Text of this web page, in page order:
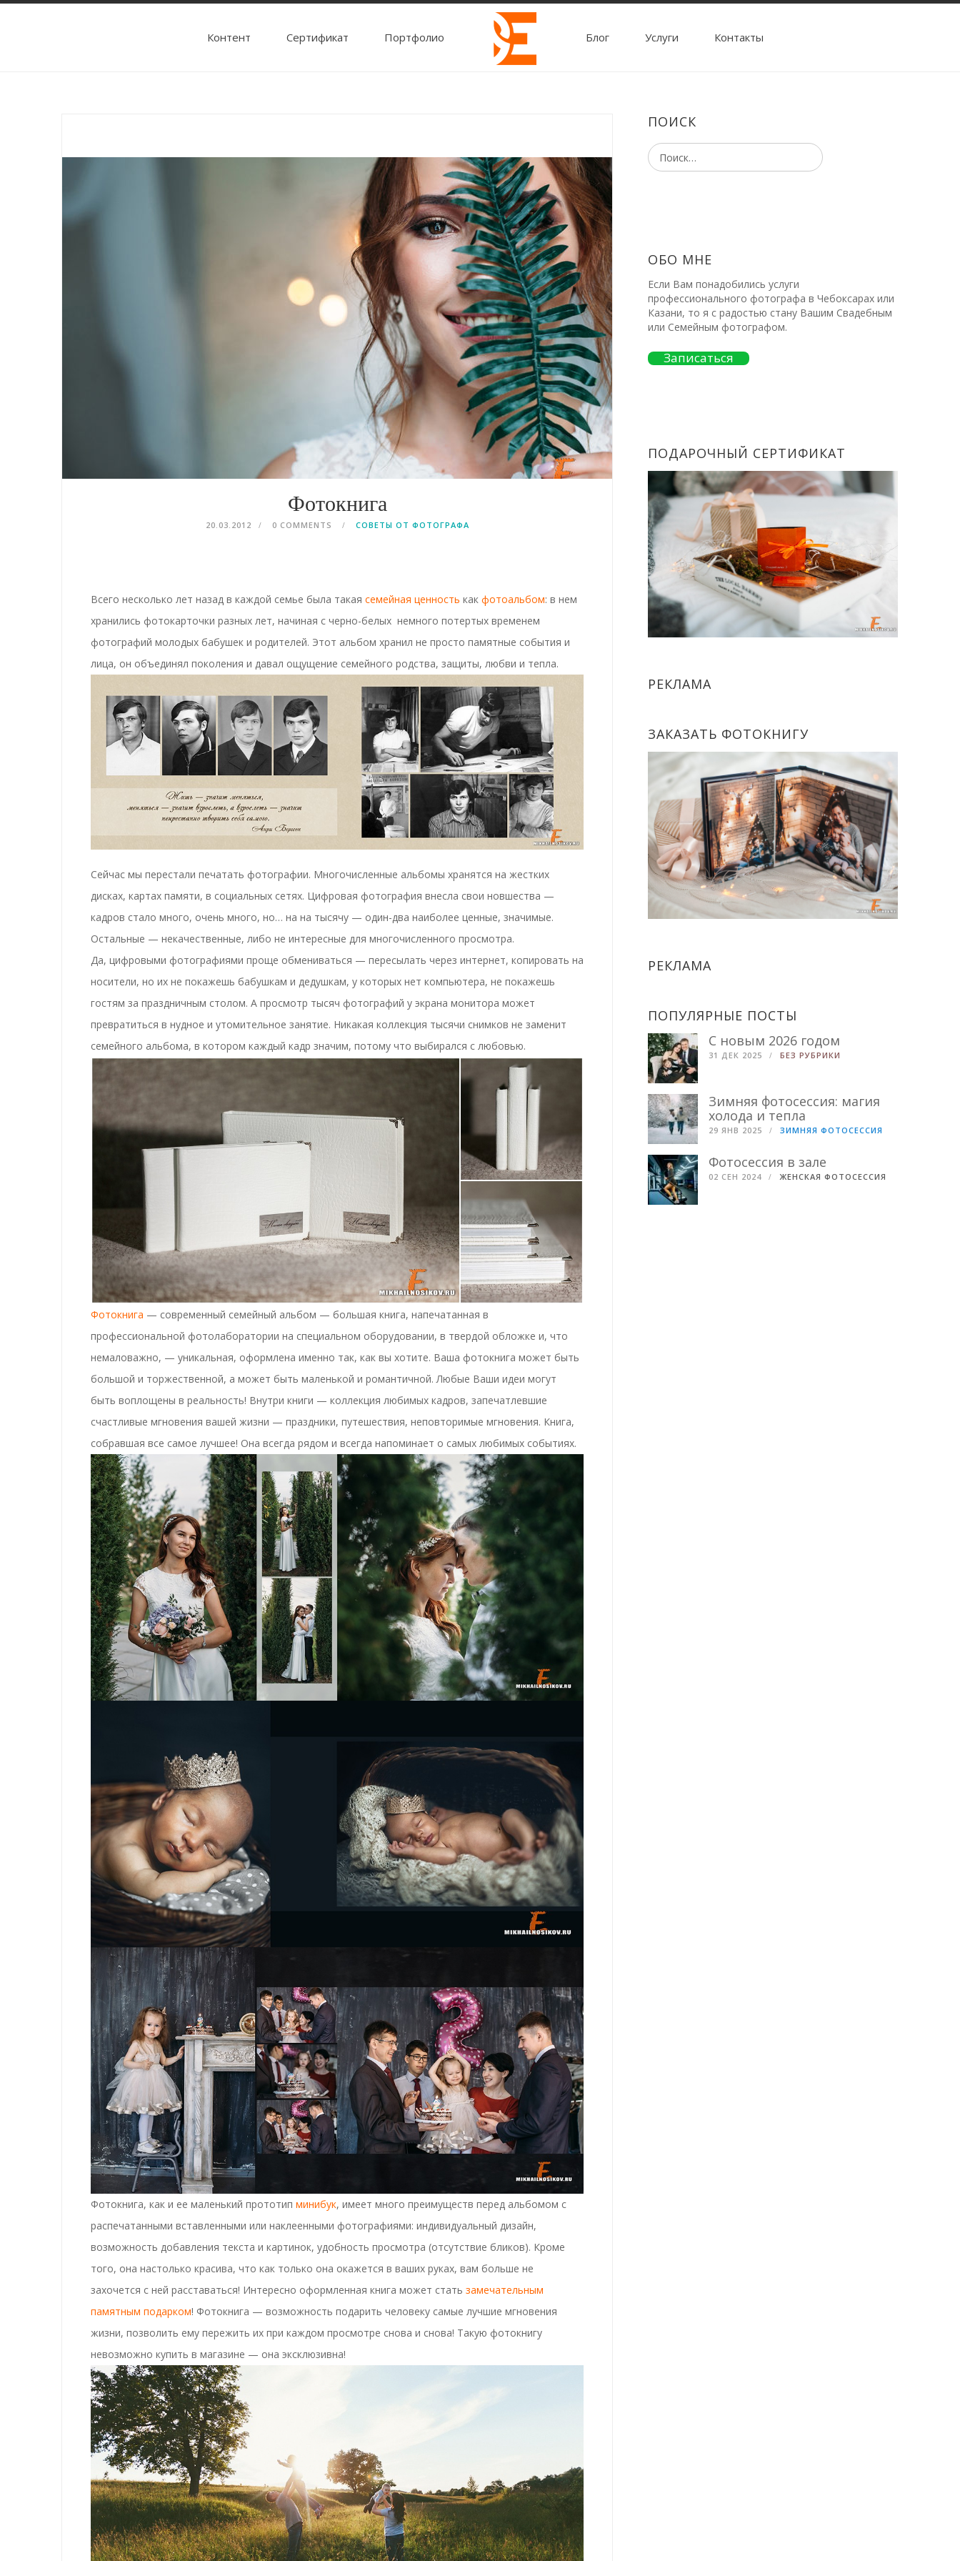
Контент Cертификат Портфолио Блог Услуги Контакты
Фотокнига
20.03.2012 0 COMMENTS СОВЕТЫ ОТ ФОТОГРАФА
Всего несколько лет назад в каждой семье была такая семейная ценность как фотоальбом: в нем
хранились фотокарточки разных лет, начиная с черно-белых немного потертых временем
фотографий молодых бабушек и родителей. Этот альбом хранил не просто памятные события и
лица, он объединял поколения и давал ощущение семейного родства, защиты, любви и тепла.
Сейчас мы перестали печатать фотографии. Многочисленные альбомы хранятся на жестких
дисках, картах памяти, в социальных сетях. Цифровая фотография внесла свои новшества —
кадров стало много, очень много, но… на на тысячу — один-два наиболее ценные, значимые.
Остальные — некачественные, либо не интересные для многочисленного просмотра.
Да, цифровыми фотографиями проще обмениваться — пересылать через интернет, копировать на
носители, но их не покажешь бабушкам и дедушкам, у которых нет компьютера, не покажешь
гостям за праздничным столом. А просмотр тысяч фотографий у экрана монитора может
превратиться в нудное и утомительное занятие. Никакая коллекция тысячи снимков не заменит
семейного альбома, в котором каждый кадр значим, потому что выбирался с любовью.
Фотокнига — современный семейный альбом — большая книга, напечатанная в
профессиональной фотолаборатории на специальном оборудовании, в твердой обложке и, что
немаловажно, — уникальная, оформлена именно так, как вы хотите. Ваша фотокнига может быть
большой и торжественной, а может быть маленькой и романтичной.Любые Ваши идеи могут
быть воплощены в реальность! Внутри книги — коллекция любимых кадров, запечатлевшие
счастливые мгновения вашей жизни — праздники, путешествия, неповторимые мгновения. Книга,
собравшая все самое лучшее! Она всегда рядом и всегда напоминает о самых любимых событиях.
Фотокнига, как и ее маленький прототип минибук, имеет много преимуществ перед альбомом с
распечатанными вставленными или наклеенными фотографиями: индивидуальный дизайн,
возможность добавления текста и картинок, удобность просмотра (отсутствие бликов). Кроме
того, она настолько красива, что как только она окажется в ваших руках, вам больше не
захочется с ней расставаться! Интересно оформленная книга может стать замечательным
памятным подарком! Фотокнига — возможность подарить человеку самые лучшие мгновения
жизни, позволить ему пережить их при каждом просмотре снова и снова! Такую фотокнигу
невозможно купить в магазине — она эксклюзивна!
ПОИСК
ОБО МНЕ
Если Вам понадобились услуги
профессионального фотографа в Чебоксарах или
Казани, то я с радостью стану Вашим Свадебным
или Семейным фотографом.
Записаться
ПОДАРОЧНЫЙ СЕРТИФИКАТ
РЕКЛАМА
ЗАКАЗАТЬ ФОТОКНИГУ
РЕКЛАМА
ПОПУЛЯРНЫЕ ПОСТЫ
С новым 2026 годом
31 ДЕК 2025 БЕЗ РУБРИКИ
Зимняя фотосессия: магия
холода и тепла
29 ЯНВ 2025 ЗИМНЯЯ ФОТОСЕССИЯ
Фотосессия в зале
02 СЕН 2024 ЖЕНСКАЯ ФОТОСЕССИЯ